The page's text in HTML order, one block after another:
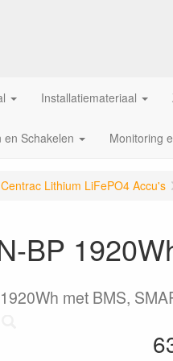
Installatiemateriaal
en Schakelen Monitoring
Centrac Lithium LiFePO4 Accu's
BP
met BMS,